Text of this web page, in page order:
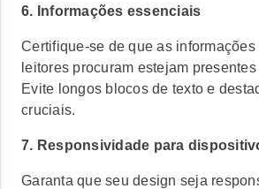
6. Informações essenciais
Certifique-se de que as
leitores procuram estejam
Evite longos blocos de texto e
cruciais.
7. Responsividade para
Garanta que seu design seja